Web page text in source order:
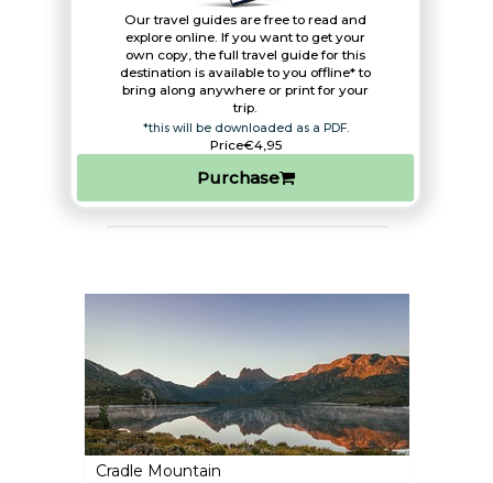
Our travel guides are free to read and
explore online. If you want to get your
own copy, the full travel guide for this
destination is available to you offline* to
bring along anywhere or print for your
trip.​
*this will be downloaded as a PDF.
Price€4,95
Purchase
Cradle Mountain